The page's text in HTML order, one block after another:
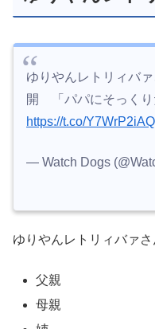
ゆりやんレトリィバ
開 「パパにそっくり
https://t.co/
— Watch Dogs
ゆりやんレトリィバァさ
父親
母親